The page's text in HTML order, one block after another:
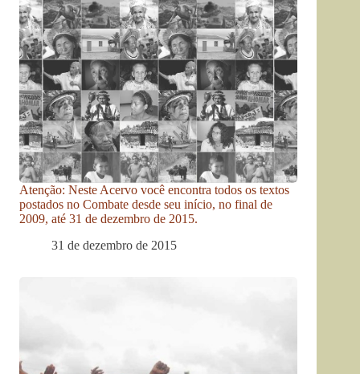
Atenção: Neste Acervo você encontra todos os textos
postados no Combate desde seu início, no final de
2009, até 31 de dezembro de 2015.
31 de dezembro de 2015